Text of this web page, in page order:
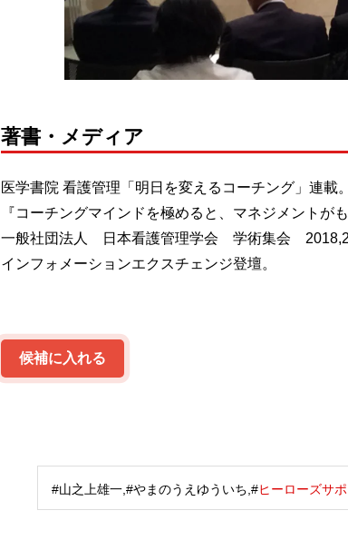
著書・メディア
医学書院 看護管理「明日を変えるコーチング」連載
『コーチングマインドを極めると、マネジメントが
一般社団法人 日本看護管理学会 学術集会
インフォメーションエクスチェンジ登壇。
候補に入れる
#山之上雄一,#やまのうえゆういち,#ヒーローズサ